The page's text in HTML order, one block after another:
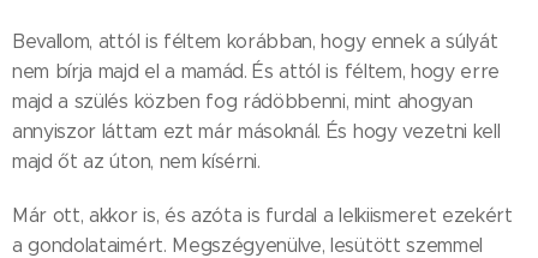
Bevallom, attól is féltem korábban, hogy ennek a súlyát
nem bírja majd el a mamád. És attól is féltem, hogy erre
majd a szülés közben fog rádöbbenni, mint ahogyan
annyiszor láttam ezt már másoknál. És hogy vezetni kell
majd őt az úton, nem kísérni.
Már ott, akkor is, és azóta is furdal a lelkiismeret ezekért
a gondolataimért. Megszégyenülve, lesütött szemmel